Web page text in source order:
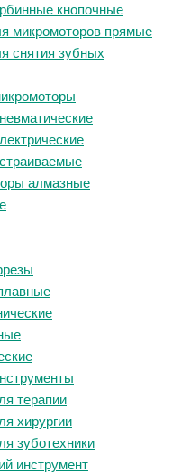
кнопочные
микромоторов прямые
снятия зубных
алмазные
терапии
хирургии
зуботехники
инструмент